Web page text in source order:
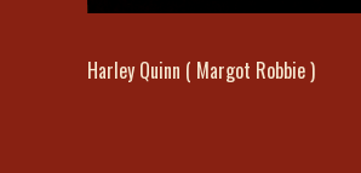
Harley Quinn ( Margot Robbie )